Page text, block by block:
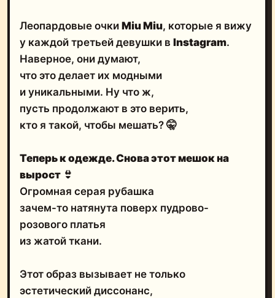
Леопардовые очки Miu Miu, которые я вижу
у каждой третьей девушки в Instagram.
Наверное, они думают,
что это делает их модными
и уникальными. Ну что ж,
пусть продолжают в это верить,
кто я такой, чтобы мешать? 🤫
Теперь к одежде. Снова этот мешок на
вырост 👙
Огромная серая рубашка
зачем-то натянута поверх пудрово-
розового платья
из жатой ткани.
Этот образ вызывает не только
эстетический диссонанс,